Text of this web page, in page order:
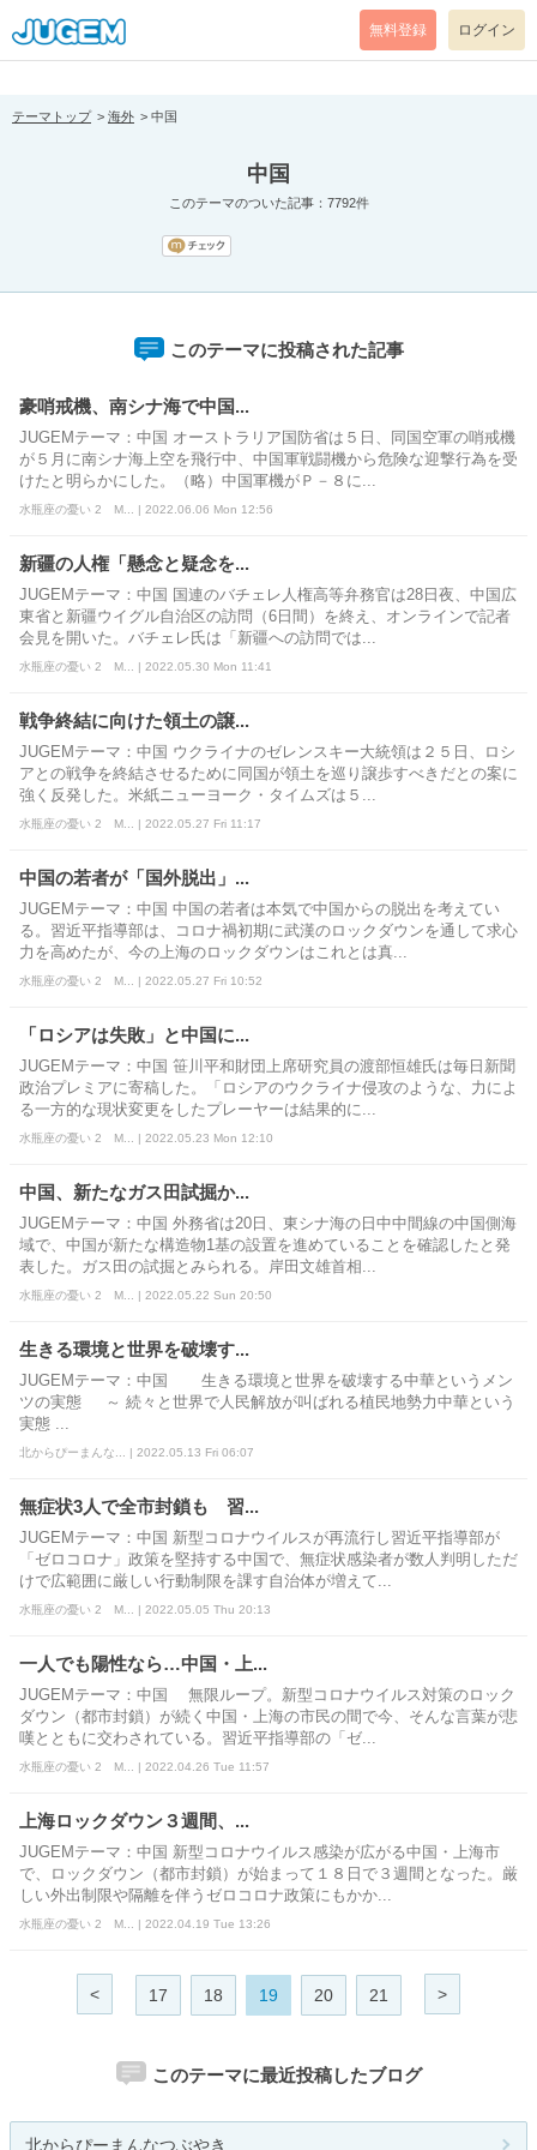
[pear_error: message="Success" code=0 mode=return level=notice
prefix="" info=""]
無料登録 ログイン
テーマトップ 海外 中国
中国
このテーマのついた記事：7792件
このテーマに投稿された記事
豪哨戒機、南シナ海で中国...
JUGEMテーマ：中国 オーストラリア国防省は５日、同国空軍の哨戒機
が５月に南シナ海上空を飛行中、中国軍戦闘機から危険な迎撃行為を受
けたと明らかにした。（略）中国軍機がＰ－８に...
水瓶座の憂い 2 M... | 2022.06.06 Mon 12:56
新疆の人権「懸念と疑念を...
JUGEMテーマ：中国 国連のバチェレ人権高等弁務官は28日夜、中国広
東省と新疆ウイグル自治区の訪問（6日間）を終え、オンラインで記者
会見を開いた。バチェレ氏は「新疆への訪問では...
水瓶座の憂い 2 M... | 2022.05.30 Mon 11:41
戦争終結に向けた領土の譲...
JUGEMテーマ：中国 ウクライナのゼレンスキー大統領は２５日、ロシ
アとの戦争を終結させるために同国が領土を巡り譲歩すべきだとの案に
強く反発した。米紙ニューヨーク・タイムズは５...
水瓶座の憂い 2 M... | 2022.05.27 Fri 11:17
中国の若者が「国外脱出」...
JUGEMテーマ：中国 中国の若者は本気で中国からの脱出を考えてい
る。習近平指導部は、コロナ禍初期に武漢のロックダウンを通して求心
力を高めたが、今の上海のロックダウンはこれとは真...
水瓶座の憂い 2 M... | 2022.05.27 Fri 10:52
「ロシアは失敗」と中国に...
JUGEMテーマ：中国 笹川平和財団上席研究員の渡部恒雄氏は毎日新聞
政治プレミアに寄稿した。「ロシアのウクライナ侵攻のような、力によ
る一方的な現状変更をしたプレーヤーは結果的に...
水瓶座の憂い 2 M... | 2022.05.23 Mon 12:10
中国、新たなガス田試掘か...
JUGEMテーマ：中国 外務省は20日、東シナ海の日中中間線の中国側海
域で、中国が新たな構造物1基の設置を進めていることを確認したと発
表した。ガス田の試掘とみられる。岸田文雄首相...
水瓶座の憂い 2 M... | 2022.05.22 Sun 20:50
生きる環境と世界を破壊す...
JUGEMテーマ：中国 生きる環境と世界を破壊する中華というメン
ツの実態 ～ 続々と世界で人民解放が叫ばれる植民地勢力中華という
実態 ...
北からぴーまんな... | 2022.05.13 Fri 06:07
無症状3人で全市封鎖も 習...
JUGEMテーマ：中国 新型コロナウイルスが再流行し習近平指導部が
「ゼロコロナ」政策を堅持する中国で、無症状感染者が数人判明しただ
けで広範囲に厳しい行動制限を課す自治体が増えて...
水瓶座の憂い 2 M... | 2022.05.05 Thu 20:13
一人でも陽性なら…中国・上...
JUGEMテーマ：中国 無限ループ。新型コロナウイルス対策のロック
ダウン（都市封鎖）が続く中国・上海の市民の間で今、そんな言葉が悲
嘆とともに交わされている。習近平指導部の「ゼ...
水瓶座の憂い 2 M... | 2022.04.26 Tue 11:57
上海ロックダウン３週間、...
JUGEMテーマ：中国 新型コロナウイルス感染が広がる中国・上海市
で、ロックダウン（都市封鎖）が始まって１８日で３週間となった。厳
しい外出制限や隔離を伴うゼロコロナ政策にもかか...
水瓶座の憂い 2 M... | 2022.04.19 Tue 13:26
< 17 18 19 20 21 >
このテーマに最近投稿したブログ
北からぴーまんなつぶやき